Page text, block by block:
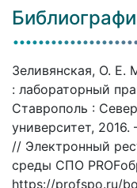
Зеливянская, О. Е.
: лабораторный
Ставрополь :
университет,
// Электронный
среды СПО
https://profspo.ru/